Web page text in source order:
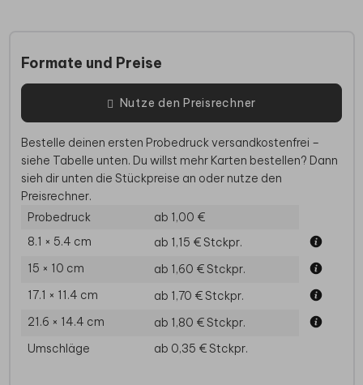
Formate und Preise
Nutze den Preisrechner
Bestelle deinen ersten Probedruck versandkostenfrei –
siehe Tabelle unten. Du willst mehr Karten bestellen? Dann
sieh dir unten die Stückpreise an oder nutze den
Preisrechner.
Probedruck
ab 1,00 €
8.1 × 5.4 cm
ab 1,15 €Stckpr.
15 × 10 cm
ab 1,60 €Stckpr.
17.1 × 11.4 cm
ab 1,70 €Stckpr.
21.6 × 14.4 cm
ab 1,80 €Stckpr.
Umschläge
ab 0,35 €Stckpr.